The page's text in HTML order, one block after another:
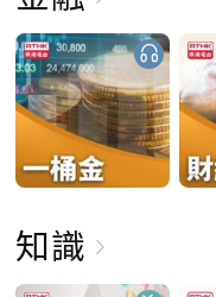
知識